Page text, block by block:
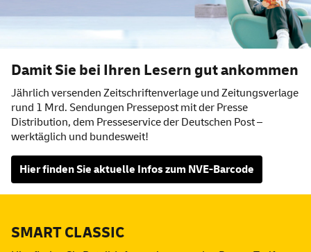
Damit Sie bei Ihren Lesern gut ankommen
Jährlich versenden Zeitschriftenverlage und Zeitungsverlage
rund 1 Mrd. Sendungen Pressepost mit der Presse
Distribution, dem Presseservice der Deutschen Post –
werktäglich und bundesweit!
Hier finden Sie aktuelle Infos zum NVE-Barcode
SMART CLASSIC